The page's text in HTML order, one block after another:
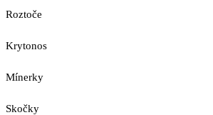
Roztoče
Krytonos
Mínerky
Skočky